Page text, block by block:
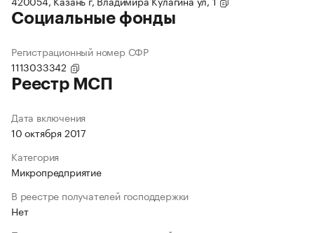
Социальные фонды
Регистрационный номер СФР
1113033342
Реестр МСП
Дата включения
10 октября 2017
Категория
Микропредприятие
В реестре получателей господдержки
Нет